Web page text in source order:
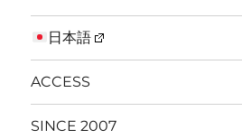
日本語
ACCESS
SINCE 2007